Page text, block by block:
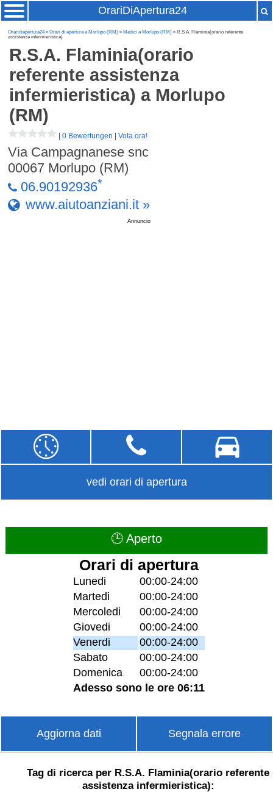
OrariDiApertura24
Oraridiapertura24»Orari di apertura a Morlupo (RM) » Medici a Morlupo (RM) » R.S.A. Flaminia(orario referente
assistenza infermieristica)
R.S.A. Flaminia(orario
referente assistenza
infermieristica) a Morlupo
(RM)
|0 Bewertungen |Vota ora!
Via Campagnanese snc
00067 Morlupo (RM)
06.90192936*
www.aiutoanziani.it »
Annuncio
vedi orari di apertura
🕒 Aperto
Orari di apertura
Lunedi
00:00-24:00
Martedi
00:00-24:00
Mercoledi
00:00-24:00
Giovedi
00:00-24:00
Venerdi
00:00-24:00
Sabato
00:00-24:00
Domenica
00:00-24:00
Adesso sono le ore 06:11
Aggiorna dati Segnala errore
Tag di ricerca per R.S.A. Flaminia(orario referente
assistenza infermieristica):